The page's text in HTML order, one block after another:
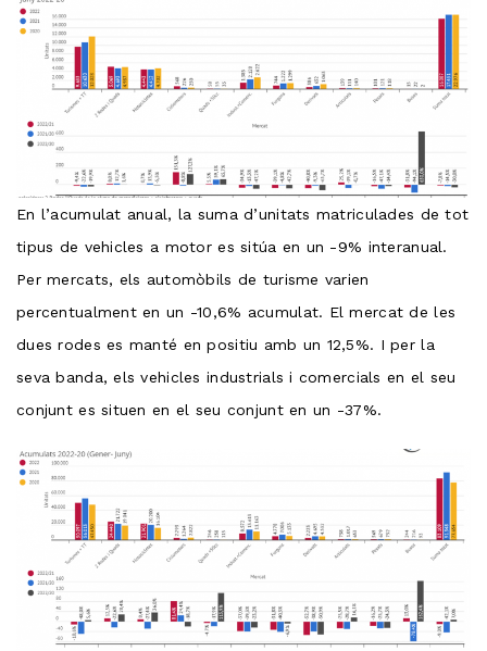
En l’acumulat anual, la suma d’unitats matriculades de tot
tipus de vehicles a motor es sitúa en un -9% interanual.
Per mercats, els automòbils de turisme varien
percentualment en un -10,6% acumulat. El mercat de les
dues rodes es manté en positiu amb un 12,5%. I per la
seva banda, els vehicles industrials i comercials en el seu
conjunt es situen en el seu conjunt en un -37%.